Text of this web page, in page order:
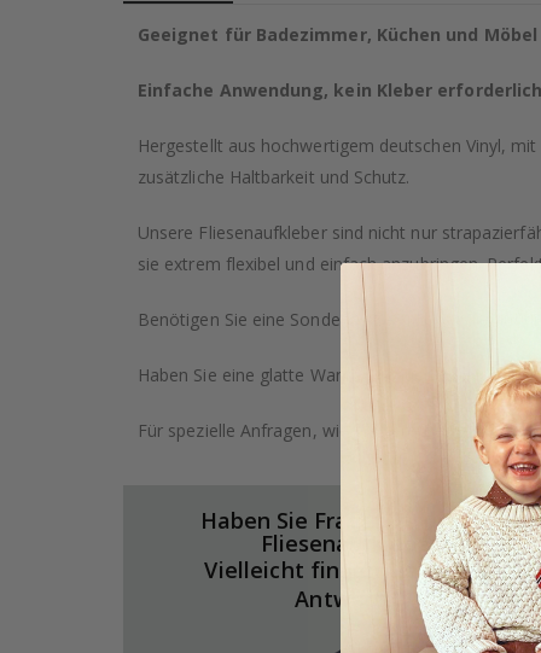
Geeignet für Badezimmer, Küchen und Möbel
Einfache Anwendung, kein Kleber erforderlich
Hergestellt aus hochwertigem deutschen Vinyl,
zusätzliche Haltbarkeit und Schutz.
Unsere Fliesenaufkleber sind nicht nur
sie extrem flexibel und einfach anzubringen.
Benötigen Sie eine Sondergröße? Klicken Sie auf
Haben Sie eine glatte Wand? Schauen Sie sich
Für spezielle Anfragen, wie größere Bestellungen
Haben Sie Fragen zu unseren
Fliesenaufkleber?
Vielleicht finden Sie hier die
Antworten.